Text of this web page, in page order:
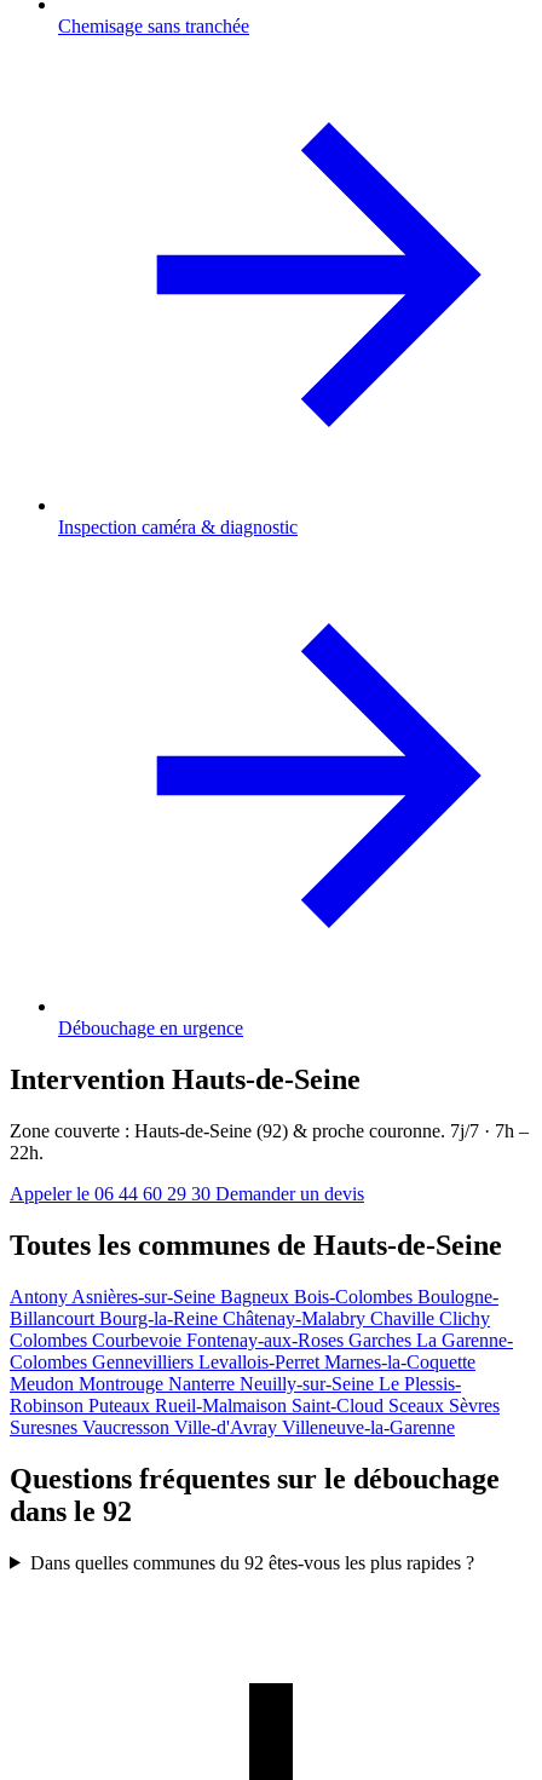
Chemisage sans tranchée
Inspection caméra & diagnostic
Débouchage en urgence
Intervention Hauts-de-Seine
Zone couverte : Hauts-de-Seine (92) & proche couronne. 7j/7 · 7h –
22h.
Appeler le 06 44 60 29 30 Demander un devis
Toutes les communes de Hauts-de-Seine
Antony Asnières-sur-Seine Bagneux Bois-Colombes Boulogne-
Billancourt Bourg-la-Reine Châtenay-Malabry Chaville Clichy
Colombes Courbevoie Fontenay-aux-Roses Garches La Garenne-
Colombes Gennevilliers Levallois-Perret Marnes-la-Coquette
Meudon Montrouge Nanterre Neuilly-sur-Seine Le Plessis-
Robinson Puteaux Rueil-Malmaison Saint-Cloud Sceaux Sèvres
Suresnes Vaucresson Ville-d'Avray Villeneuve-la-Garenne
Questions fréquentes sur le débouchage
dans le 92
Dans quelles communes du 92 êtes-vous les plus rapides ?